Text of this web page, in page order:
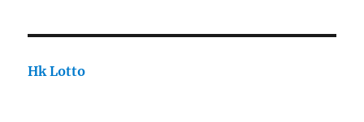
Hk Lotto